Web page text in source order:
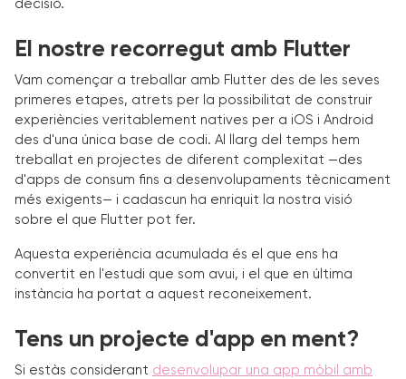
decisió.
El nostre recorregut amb Flutter
Vam començar a treballar amb Flutter des de les seves
primeres etapes, atrets per la possibilitat de construir
experiències veritablement natives per a iOS i Android
des d'una única base de codi. Al llarg del temps hem
treballat en projectes de diferent complexitat —des
d'apps de consum fins a desenvolupaments tècnicament
més exigents— i cadascun ha enriquit la nostra visió
sobre el que Flutter pot fer.
Aquesta experiència acumulada és el que ens ha
convertit en l'estudi que som avui, i el que en última
instància ha portat a aquest reconeixement.
Tens un projecte d'app en ment?
Si estàs considerant desenvolupar una app mòbil amb